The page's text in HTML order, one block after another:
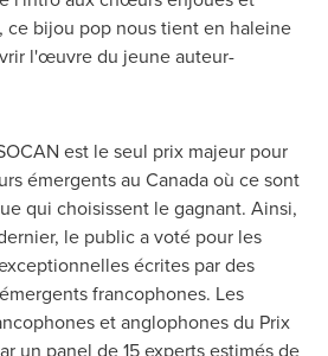
ce bijou pop nous tient en haleine
l'œuvre du jeune auteur-
est le seul prix majeur pour
émergents au Canada où ce sont
qui choisissent le gagnant. Ainsi,
le public a voté pour les
écrites par des
francophones. Les
et anglophones du Prix
un panel de 15 experts estimés de